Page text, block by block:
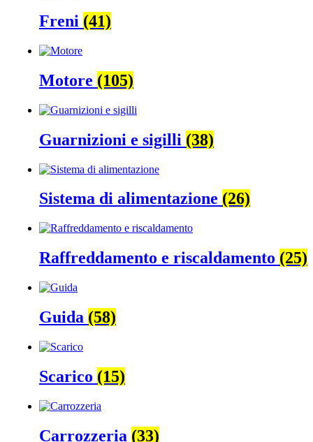
Freni (41)
Motore (105)
Guarnizioni e sigilli (38)
Sistema di alimentazione (26)
Raffreddamento e riscaldamento (25)
Guida (58)
Scarico (15)
Carrozzeria (33)